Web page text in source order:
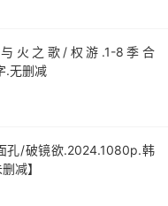
火之歌/权游.1-8季合
.无删减
孔/破镜欲.2024.1080p.韩
减】